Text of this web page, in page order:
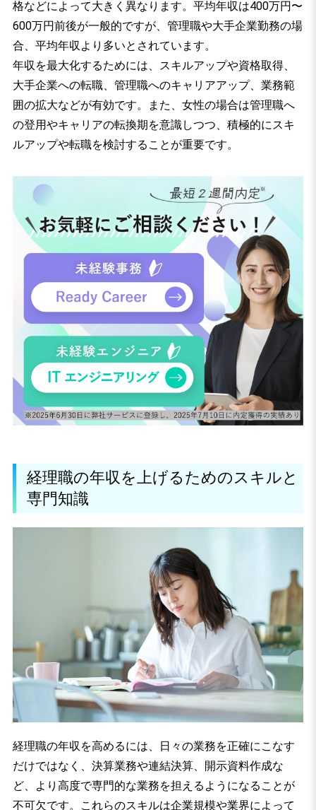
格などによって大きく異なります。平均年収は400万円〜
600万円前後が一般的ですが、管理職や大手企業勤務の場
合、平均年収より多いとされています。
年収を最大化するためには、スキルアップや資格取得、
大手企業への転職、管理職へのキャリアアップ、業務範
囲の拡大などが有効です。また、女性の場合は管理職へ
の登用やキャリアの転換期を意識しつつ、積極的にスキ
ルアップや転職を検討することが重要です。
経理職の年収を上げるためのスキルと
専門知識
経理職の年収を高めるには、日々の業務を正確にこなす
だけではなく、決算業務や連結決算、開示資料作成な
ど、より高度で専門的な業務を担えるようになることが
不可欠です。これらのスキルは企業規模や業界によって